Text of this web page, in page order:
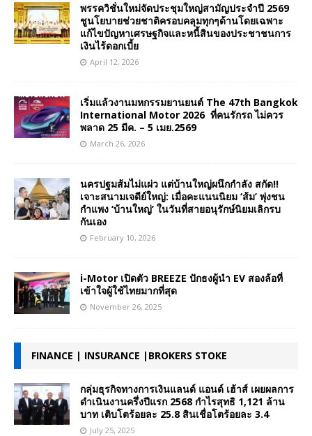
พรรควิชั่นใหม่จัดประชุมใหญ่สามัญประจำปี 2569
ชูนโยบายช่วยชาติครอบคลุมทุกๆด้านโดยเฉพาะ
แก้ไขปัญหาเศรษฐกิจและหนี้สินของประชาชนการ
เงินไร้ดอกเบี้ย
April 12, 2026
เริ่มแล้วงานมหกรรมยานยนต์ The 47th Bangkok
International Motor 2026 ที่คนรักรถ ไม่ควร
พลาด 25 มีค. – 5 เมย.2569
March 26, 2026
นครปฐมส้มไม่แผ่ว แต่บ้านใหญ่ผนึกกำลัง สกัด!!
เจาะสนามเจดีย์ใหญ่: เมื่อคะแนนนิยม ‘ส้ม’ พุ่งชน
กำแพง ‘บ้านใหญ่’ ในวันที่สายอนุรักษ์นิยมเลิกรบ
กันเอง
February 10, 2026
i-Motor เปิดตัว BREEZE ปักธงผู้นำ EV สองล้อที่
เข้าใจผู้ใช้ไทยมากที่สุด
November 26, 2025
FINANCE | INSURANCE |BROKERS STOKE
กลุ่มธุรกิจทางการเงินแลนด์ แอนด์ เฮ้าส์ เผยผลการ
ดำเนินงานครึ่งปีแรก 2568 กำไรสุทธิ 1,121 ล้าน
บาท เติบโตร้อยละ 25.8 สินเชื่อโตร้อยละ 3.4
July 25, 2025